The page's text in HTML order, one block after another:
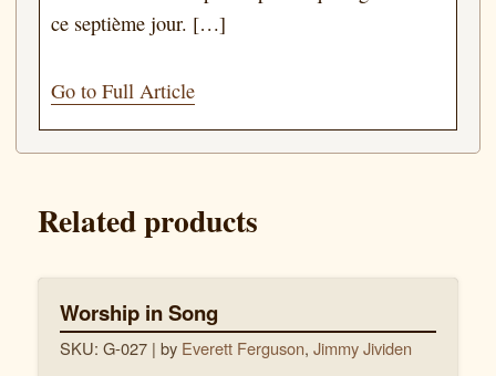
ce septième jour. […]
Go to Full Article
Related products
Worship in Song
SKU: G-027 | by Everett Ferguson,Jimmy Jividen